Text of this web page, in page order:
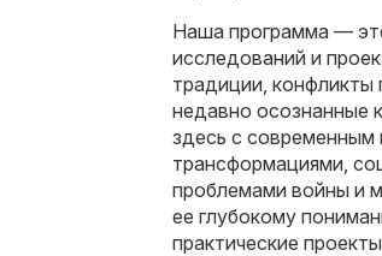
Наша программа —
исследований и
традиции, конфликты
недавно осознанные
здесь с
трансформациями,
проблемами войны и
ее глубокому
практические